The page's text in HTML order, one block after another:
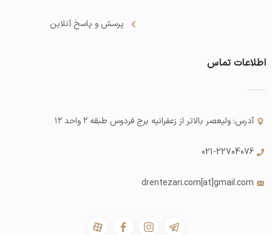
پرسش و پاسخ آنلاین
اطلاعات تماس
آدرس: ولیعصر بالاتر از زعفرانیه برج فردوس طبقه ۲ واحد ۱۲
021-22704076
drentezari.com[at]gmail.com